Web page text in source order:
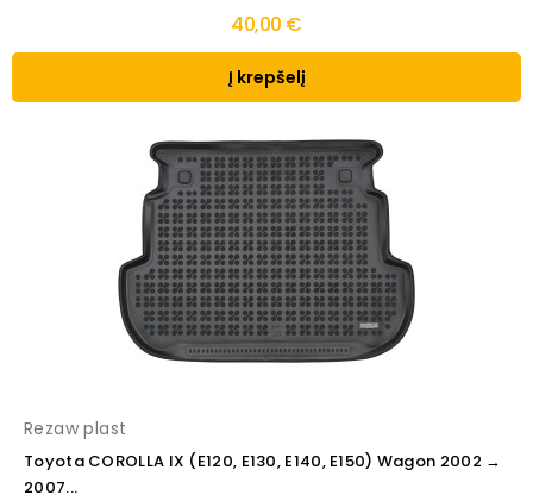
40,00 €
Į krepšelį
Rezaw plast
Toyota COROLLA IX (E120, E130, E140, E150) Wagon 2002 →
2007...